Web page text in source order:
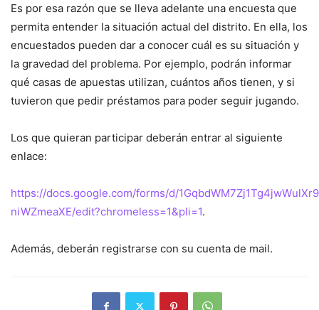
Es por esa razón que se lleva adelante una encuesta que
permita entender la situación actual del distrito. En ella, los
encuestados pueden dar a conocer cuál es su situación y
la gravedad del problema. Por ejemplo, podrán informar
qué casas de apuestas utilizan, cuántos años tienen, y si
tuvieron que pedir préstamos para poder seguir jugando.
Los que quieran participar deberán entrar al siguiente
enlace:
https://docs.google.com/forms/d/
niWZmeaXE/edit?chromeless=1&pli=1.
Además, deberán registrarse con su cuenta de mail.